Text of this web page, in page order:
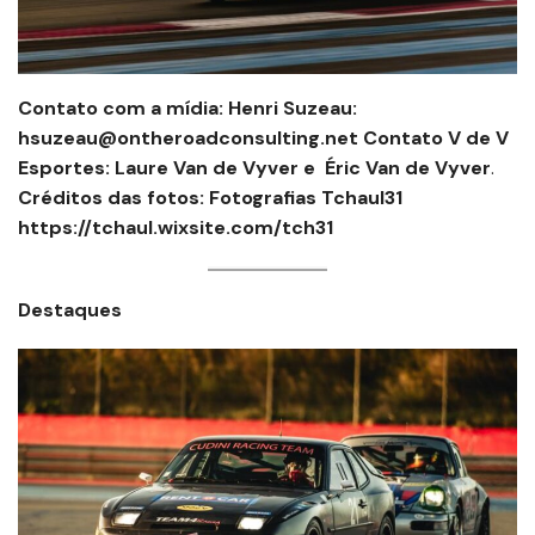
Contato com a mídia: Henri Suzeau:
hsuzeau@ontheroadconsulting.net Contato V de V
Esportes: Laure Van de Vyver e Éric Van de Vyver.
Créditos das fotos: Fotografias Tchaul31
https://tchaul.wixsite.com/tch31
Destaques